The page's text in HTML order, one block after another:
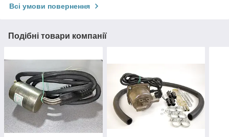
Всі умови повернення
Подібні товари компанії